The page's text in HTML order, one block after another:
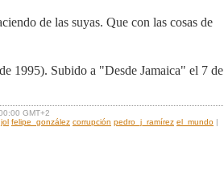
de las suyas. Que con las cosas de
1995). Subido a "Desde Jamaica" el 7 de
GMT+2
felipe_gonzález corrupción pedro_j_ramírez el_mundo |